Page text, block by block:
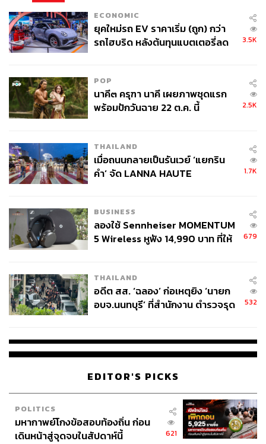
ECONOMIC
ยุคใหม่รถ EV ราคาเริ่ม (ถูก) กว่า
รถไฮบริด หลังต้นทุนแบตเตอรี่ลด
3.5K
POP
นาคี๓ ครุฑา นาคี เผยภาพชุดแรก
พร้อมปักวันฉาย 22 ต.ค. นี้
2.5K
THAILAND
เมื่อถนนกลายเป็นรันเวย์ ‘แยกริน
คำ’ จัด LANNA HAUTE
1.7K
BUSINESS
ลองใช้ Sennheiser MOMENTUM
5 Wireless หูฟัง 14,990 บาท ที่ให้
679
THAILAND
อดีต สส. ‘ฉลอง’ ก่อเหตุยิง ‘นายก
อบจ.นนทบุรี’ ที่สำนักงาน ตำรวจรุด
532
EDITOR'S PICKS
POLITICS
มหากาพย์โกงข้อสอบท้องถิ่น ก่อน
เดินหน้าสู่จุดจบในสัปดาห์นี้
621